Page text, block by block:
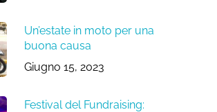
Un’estate in moto per una
buona causa
Giugno 15, 2023
Festival del Fundraising: